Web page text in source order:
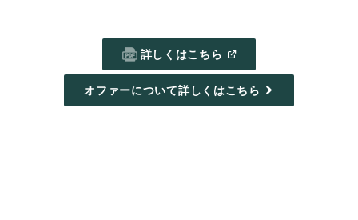
詳しくはこちら OPEN
A
NEW
WINDOW
オファーについて詳しくはこちら